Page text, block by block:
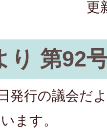
更
り 第92
発行の議会だ
ます。